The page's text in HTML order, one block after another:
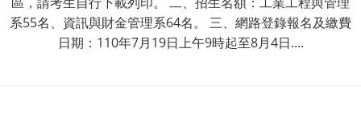
系55名、資訊與財金管理系64名。 三、網路登錄報名及繳費
日期：110年7月19日上午9時起至8月4日....